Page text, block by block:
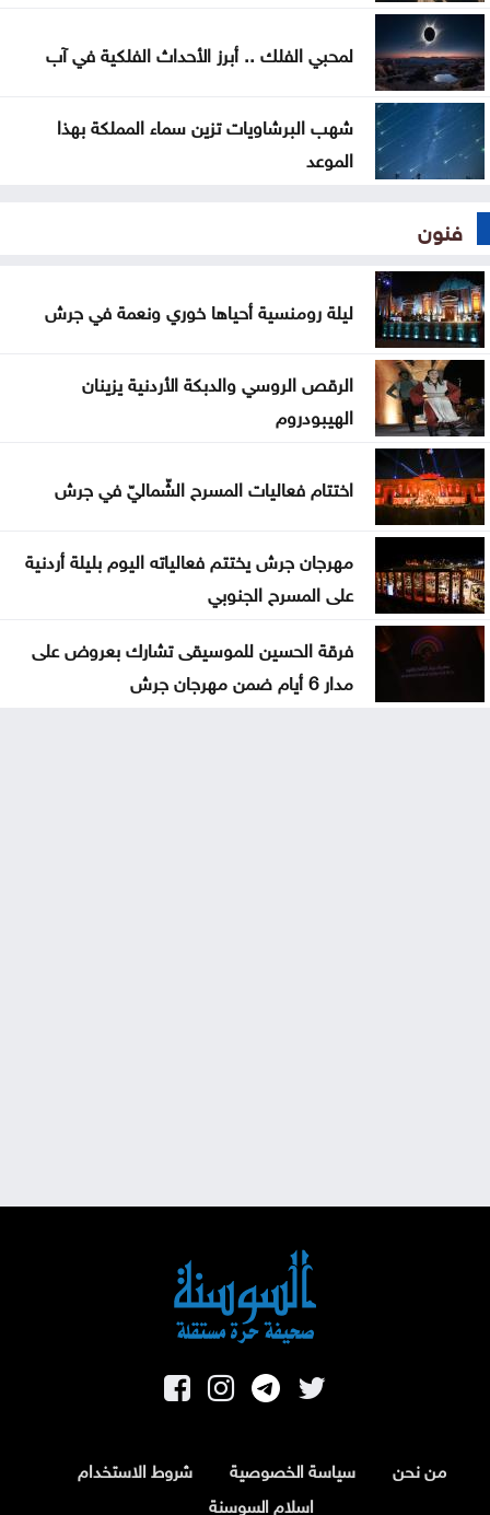
لمحبي الفلك .. أبرز الأحداث الفلكية في آب
شهب البرشاويات تزين سماء المملكة بهذا
الموعد
فنون
ليلة رومنسية أحياها خوري ونعمة في جرش
الرقص الروسي والدبكة الأردنية يزينان
الهيبودروم
اختتام فعاليات المسرح الشّماليّ في جرش
مهرجان جرش يختتم فعالياته اليوم بليلة أردنية
على المسرح الجنوبي
فرقة الحسين للموسيقى تشارك بعروض على
مدار 6 أيام ضمن مهرجان جرش
من نحن سياسة الخصوصية
شروط الاستخدام
اسلام السوسنة